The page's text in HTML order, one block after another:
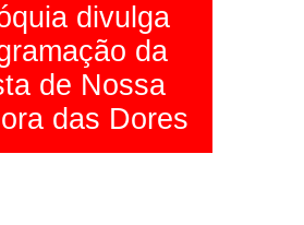
divulga
da
de Nossa
das Dores